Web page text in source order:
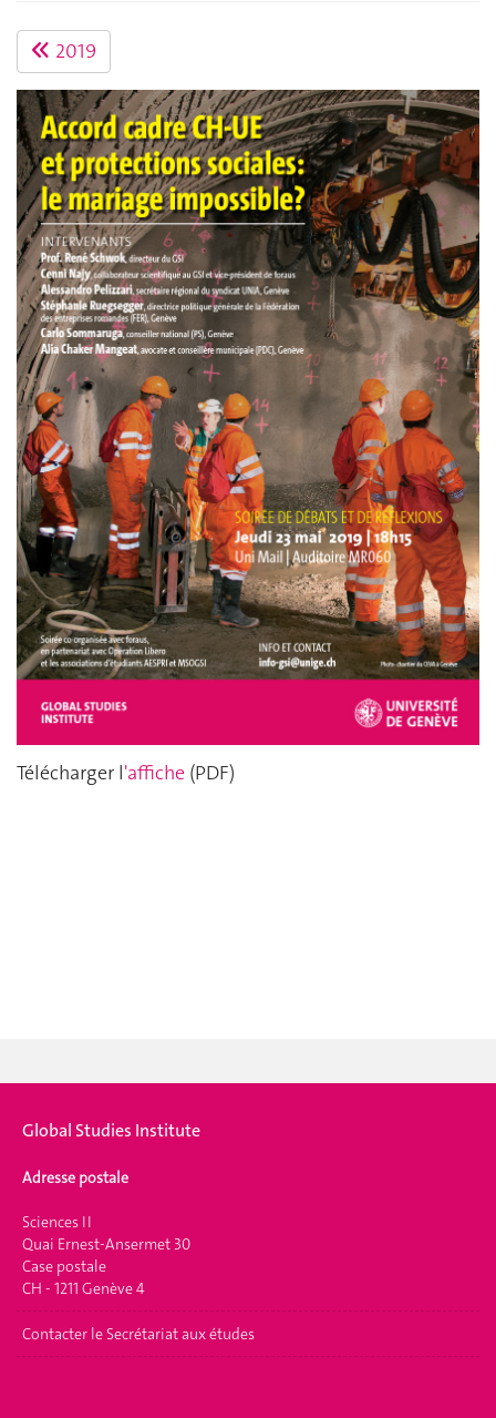
2019
Télécharger l'affiche (PDF)
Global Studies Institute
Adresse postale
Sciences II
Quai Ernest-Ansermet 30
Case postale
CH - 1211 Genève 4
Contacter le Secrétariat aux études